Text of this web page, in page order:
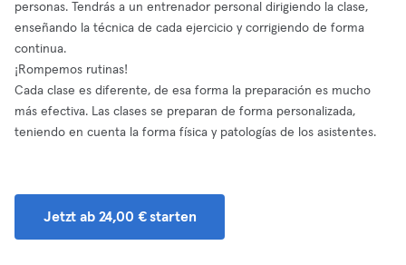
personas. Tendrás a un entrenador personal dirigiendo la clase,
enseñando la técnica de cada ejercicio y corrigiendo de forma
continua.
¡Rompemos rutinas!
Cada clase es diferente, de esa forma la preparación es mucho
más efectiva. Las clases se preparan de forma personalizada,
teniendo en cuenta la forma física y patologías de los asistentes.
Jetzt ab 24,00 € starten